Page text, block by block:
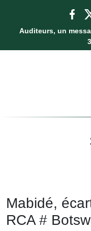
Auditeurs, un
Mabidé,
RCA #